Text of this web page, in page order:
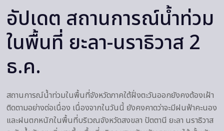
อัปเดต สถานการณ์น้ำท่วม
ในพื้นที่ ยะลา-นราธิวาส 2
ธ.ค.
สถานการณ์น้ำท่วมในพื้นที่จังหวัดภาคใต้ฝั่งตะวันออกยังคงต้องเฝ้า
ติดตามอย่างต่อเนื่อง เนื่องจากในวันนี้ ยังคงคาดว่าจะมีฝนฟ้าคะนอง
และฝนตกหนักในพื้นที่บริเวณจังหวัดสงขลา ปัตตานี ยะลา นราธิวาส